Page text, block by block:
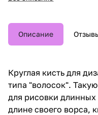
Описание
Круглая кисть для
типа "волосок".
для рисовки
длине своего ворса,